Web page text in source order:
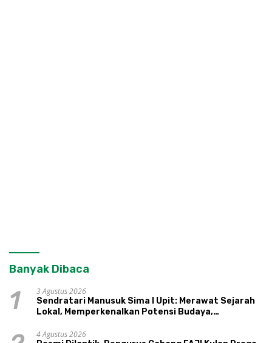
Banyak Dibaca
1
3 Agustus 2026
Sendratari Manusuk Sima I Upit: Merawat Sejarah
Lokal, Memperkenalkan Potensi Budaya,
4 Agustus 2026